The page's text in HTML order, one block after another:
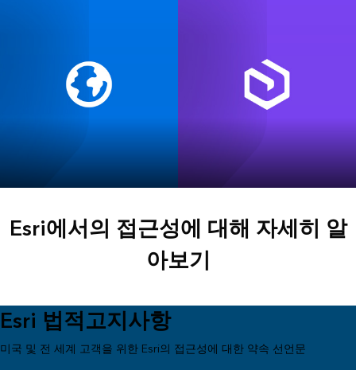
Esri에서의 접근성에 대해 자세히 알
아보기
Esri 법적고지사항
미국 및 전 세계 고객을 위한 Esri의 접근성에 대한 약속 선언문